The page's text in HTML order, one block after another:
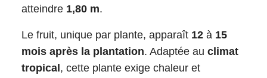
atteindre 1,80 m.
Le fruit, unique par plante, apparaît 12 à 15
mois après la plantation. Adaptée au climat
tropical , cette plante exige chaleur et